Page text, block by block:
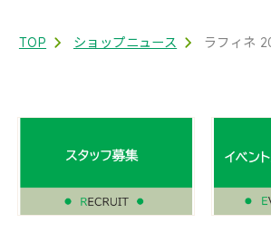
TOP ショップニュース ラフィネ